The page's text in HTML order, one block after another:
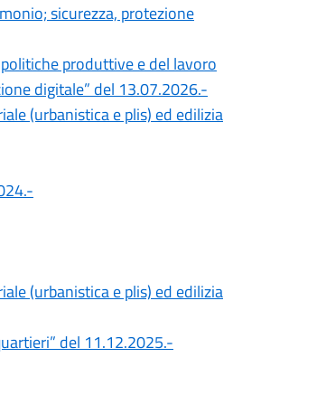
sicurezza, protezione
produttive e del lavoro
digitale” del 13.07.2026.-
(urbanistica e plis) ed edilizia
(urbanistica e plis) ed edilizia
del 11.12.2025.-